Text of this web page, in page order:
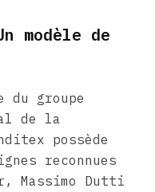
modèle de
du groupe
de la
possède
reconnues
Massimo Dutti